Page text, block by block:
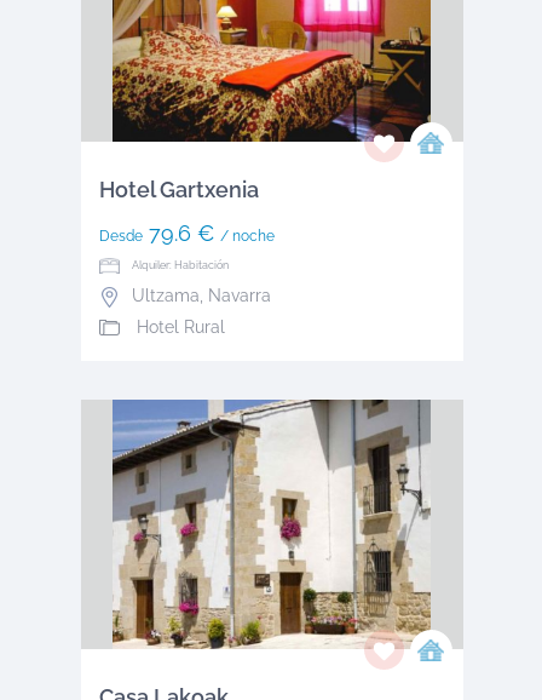
Hotel Gartxenia
Desde79.6 € / noche
Alquiler: Habitación
Ultzama, Navarra
Hotel Rural